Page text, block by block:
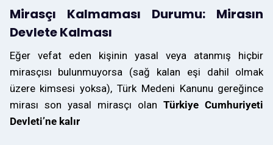
Mirasçı Kalmaması Durumu: Mirasın
Devlete Kalması
Eğer vefat eden kişinin yasal veya atanmış hiçbir
mirasçısı bulunmuyorsa (sağ kalan eşi dahil olmak
üzere kimsesi yoksa), Türk Medeni Kanunu gereğince
mirası son yasal mirasçı olanTürkiye Cumhuriyeti
Devleti’ne kalır